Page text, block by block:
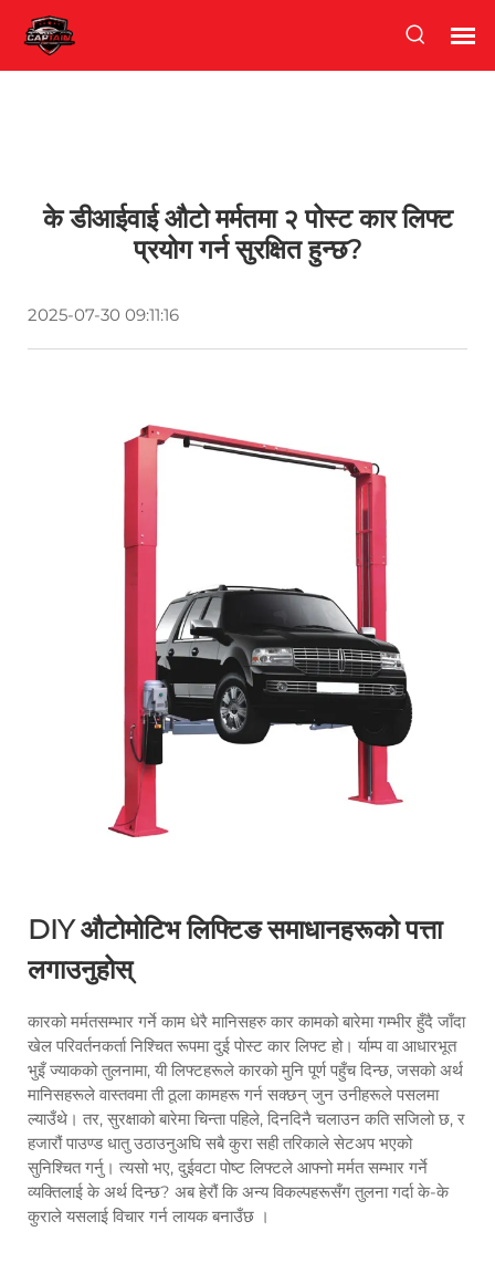
के डीआईवाई औटो मर्मतमा २ पोस्ट कार लिफ्ट
प्रयोग गर्न सुरक्षित हुन्छ?
2025-07-30 09:11:16
DIY औटोमोटिभ लिफ्टिङ समाधानहरूको पत्ता
लगाउनुहोस्
कारको मर्मतसम्भार गर्ने काम धेरै मानिसहरु कार कामको बारेमा गम्भीर हुँदै जाँदा
खेल परिवर्तनकर्ता निश्चित रूपमा दुई पोस्ट कार लिफ्ट हो। र्याम्प वा आधारभूत
भुइँ ज्याकको तुलनामा, यी लिफ्टहरूले कारको मुनि पूर्ण पहुँच दिन्छ, जसको अर्थ
मानिसहरूले वास्तवमा ती ठूला कामहरू गर्न सक्छन् जुन उनीहरूले पसलमा
ल्याउँथे। तर, सुरक्षाको बारेमा चिन्ता पहिले, दिनदिनै चलाउन कति सजिलो छ, र
हजारौं पाउण्ड धातु उठाउनुअघि सबै कुरा सही तरिकाले सेटअप भएको
सुनिश्चित गर्नु। त्यसो भए, दुईवटा पोष्ट लिफ्टले आफ्नो मर्मत सम्भार गर्ने
व्यक्तिलाई के अर्थ दिन्छ? अब हेरौं कि अन्य विकल्पहरूसँग तुलना गर्दा के-के
कुराले यसलाई विचार गर्न लायक बनाउँछ ।